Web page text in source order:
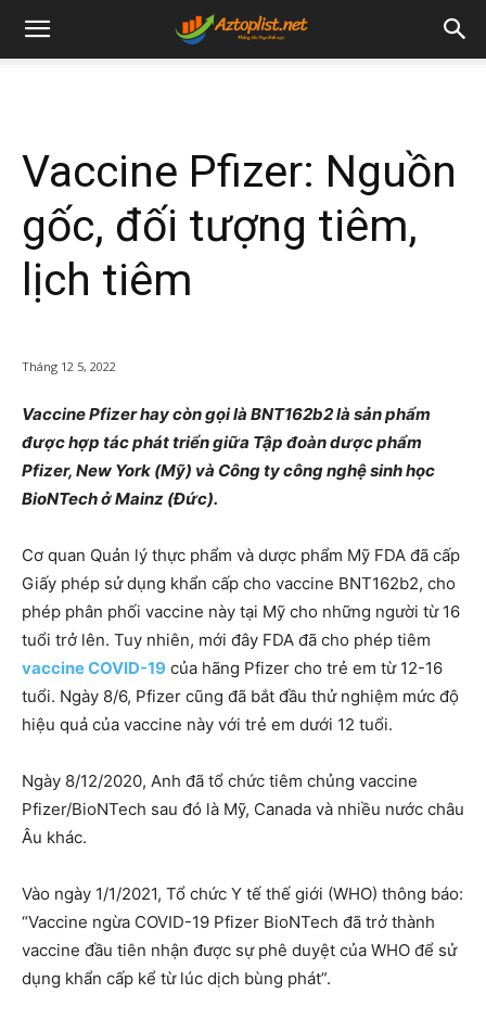
Vaccine Pfizer: Nguồn
gốc, đối tượng tiêm,
lịch tiêm
Tháng 12 5, 2022
Vaccine Pfizer hay còn gọi là BNT162b2 là sản phẩm
được hợp tác phát triển giữa Tập đoàn dược phẩm
Pfizer, New York (Mỹ) và Công ty công nghệ sinh học
BioNTech ở Mainz (Đức).
Cơ quan Quản lý thực phẩm và dược phẩm Mỹ FDA đã cấp
Giấy phép sử dụng khẩn cấp cho vaccine BNT162b2, cho
phép phân phối vaccine này tại Mỹ cho những người từ 16
tuổi trở lên. Tuy nhiên, mới đây FDA đã cho phép tiêm
vaccine COVID-19 của hãng Pfizer cho trẻ em từ 12-16
tuổi. Ngày 8/6, Pfizer cũng đã bắt đầu thử nghiệm mức độ
hiệu quả của vaccine này với trẻ em dưới 12 tuổi.
Ngày 8/12/2020, Anh đã tổ chức tiêm chủng vaccine
Pfizer/BioNTech sau đó là Mỹ, Canada và nhiều nước châu
Âu khác.
Vào ngày 1/1/2021, Tổ chức Y tế thế giới (WHO) thông báo:
“Vaccine ngừa COVID-19 Pfizer BioNTech đã trở thành
vaccine đầu tiên nhận được sự phê duyệt của WHO để sử
dụng khẩn cấp kể từ lúc dịch bùng phát”.